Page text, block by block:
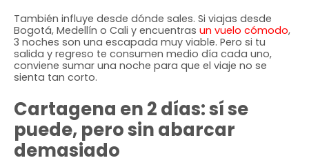
También influye desde dónde sales. Si viajas desde
Bogotá, Medellín o Cali y encuentras un vuelo cómodo,
3 noches son una escapada muy viable. Pero si tu
salida y regreso te consumen medio día cada uno,
conviene sumar una noche para que el viaje no se
sienta tan corto.
Cartagena en 2 días: sí se
puede, pero sin abarcar
demasiado